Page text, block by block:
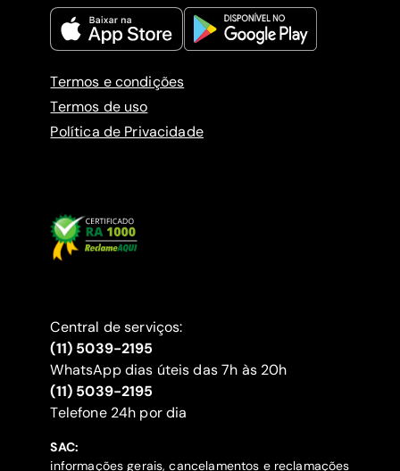
Termos e condições
Termos de uso
Política de Privacidade
Central de serviços:
(11) 5039-2195
WhatsApp dias úteis das 7h às 20h
(11) 5039-2195
‍Telefone 24h por dia
SAC:
informações gerais, cancelamentos e reclamações